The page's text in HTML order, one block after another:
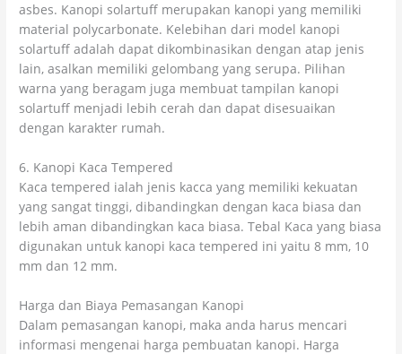
asbes. Kanopi solartuff merupakan kanopi yang memiliki
material polycarbonate. Kelebihan dari model kanopi
solartuff adalah dapat dikombinasikan dengan atap jenis
lain, asalkan memiliki gelombang yang serupa. Pilihan
warna yang beragam juga membuat tampilan kanopi
solartuff menjadi lebih cerah dan dapat disesuaikan
dengan karakter rumah.
6. Kanopi Kaca Tempered
Kaca tempered ialah jenis kacca yang memiliki kekuatan
yang sangat tinggi, dibandingkan dengan kaca biasa dan
lebih aman dibandingkan kaca biasa. Tebal Kaca yang biasa
digunakan untuk kanopi kaca tempered ini yaitu 8 mm, 10
mm dan 12 mm.
Harga dan Biaya Pemasangan Kanopi
Dalam pemasangan kanopi, maka anda harus mencari
informasi mengenai harga pembuatan kanopi. Harga